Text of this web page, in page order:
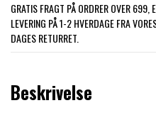
GRATIS FRAGT PÅ ORDRER OVER
LEVERING PÅ 1-2 HVERDAGE FRA
DAGES RETURRET.
Beskrivelse